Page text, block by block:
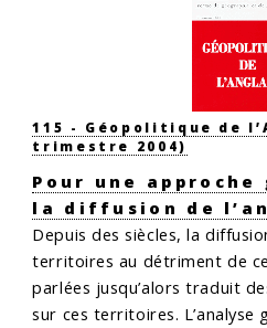
115 - Géopolitique de
trimestre 2004)
Pour une
la diffusion de
Depuis des siècles, la
territoires au détriment de
parlées jusqu’alors traduit
sur ces territoires. L’analyse